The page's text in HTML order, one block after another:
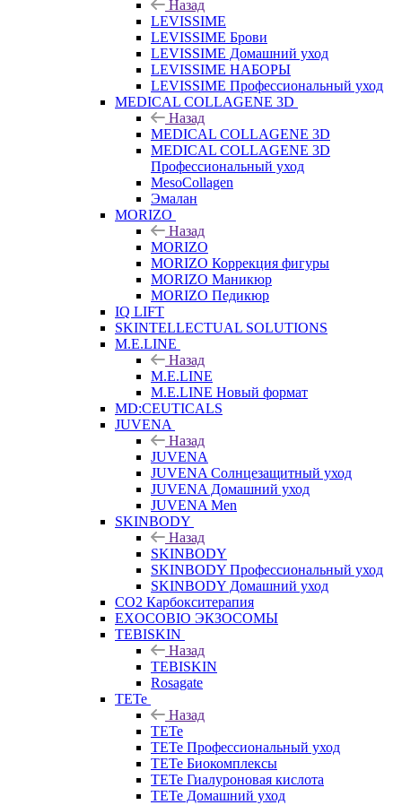
Назад
LEVISSIME
LEVISSIME Брови
LEVISSIME Домашний уход
LEVISSIME НАБОРЫ
LEVISSIME Профессиональный уход
MEDICAL COLLAGENE 3D
Назад
MEDICAL COLLAGENE 3D
MEDICAL COLLAGENE 3D
Профессиональный уход
MesoCollagen
Эмалан
MORIZO
Назад
MORIZO
MORIZO Коррекция фигуры
MORIZO Маникюр
MORIZO Педикюр
IQ LIFT
SKINTELLECTUAL SOLUTIONS
M.E.LINE
Назад
M.E.LINE
M.E.LINE Новый формат
MD:CEUTICALS
JUVENA
Назад
JUVENA
JUVENA Солнцезащитный уход
JUVENA Домашний уход
JUVENA Men
SKINBODY
Назад
SKINBODY
SKINBODY Профессиональный уход
SKINBODY Домашний уход
CO2 Карбокситерапия
EXOCOBIO ЭКЗОСОМЫ
TEBISKIN
Назад
TEBISKIN
Rosagate
TETe
Назад
TETe
TETe Профессиональный уход
TETe Биокомплексы
TETe Гиалуроновая кислота
TETe Домашний уход